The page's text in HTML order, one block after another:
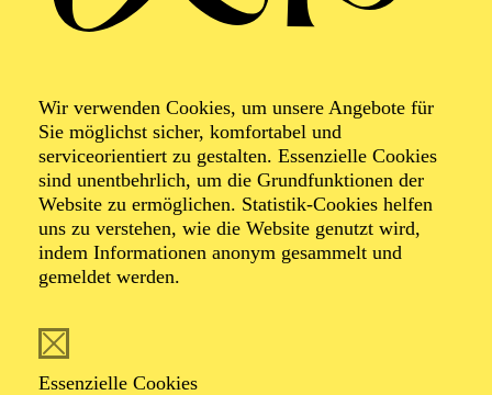
Wir verwenden Cookies, um unsere Angebote für
Sie möglichst sicher, komfortabel und
serviceorientiert zu gestalten. Essenzielle Cookies
sind unentbehrlich, um die Grundfunktionen der
Website zu ermöglichen. Statistik-Cookies helfen
uns zu verstehen, wie die Website genutzt wird,
indem Informationen anonym gesammelt und
gemeldet werden.
Essenzielle Cookies
Teilnehmenden bei Bedarf an den Bus- oder
Straßenbahnhaltestellen des Aalto-Theaters ab. Zwei
Stunden vor Vorstellungsbeginn sind alle, die die
Audiodeskription wahrnehmen möchten, eingeladen, an
einer Tastführung mit Bühnenbegehung teilzunehmen.
Kostümteile, Perücken, Requisiten und Teile des
Bühnenbildes können ertastet sowie Bewegungen
kennengelernt werden und Mitarbeitende sowie
Arbeit an der Produktion. Die Teilnehmenden werden
auf die Inszenierung vorbereitet und angeregt, innere
Bilder und eine eigene Perspektive auf die Aufführung